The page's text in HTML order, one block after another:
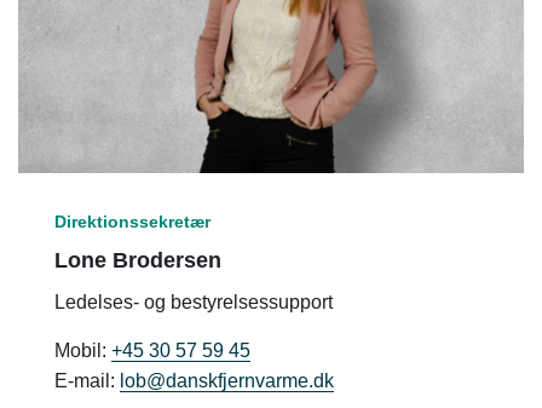
Direktionssekretær
Lone Brodersen
Ledelses- og bestyrelsessupport
Mobil: +45 30 57 59 45
E-mail: lob@danskfjernvarme.dk